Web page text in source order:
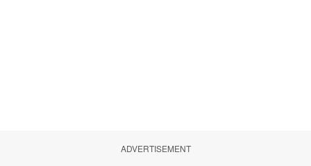
ADVERTISEMENT